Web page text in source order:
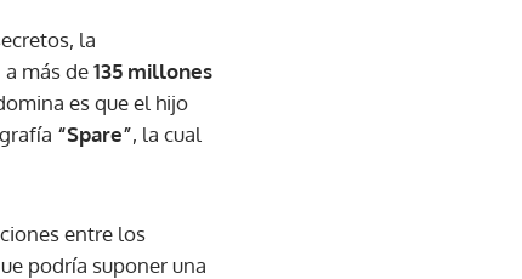
la
más de135 millones
es que el hijo
“Spare”, la cual
entre los
podría suponer una